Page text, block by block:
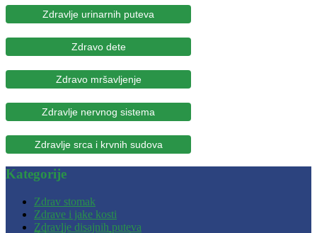
Zdravlje urinarnih puteva
Zdravo dete
Zdravo mršavljenje
Zdravlje nervnog sistema
Zdravlje srca i krvnih sudova
Kategorije
Zdrav stomak
Zdrave i jake kosti
Zdravlje disajnih puteva